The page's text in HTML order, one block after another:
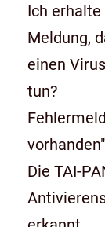
Ich
Meldung,
einen
tun?
vorhanden"
Die TAI-